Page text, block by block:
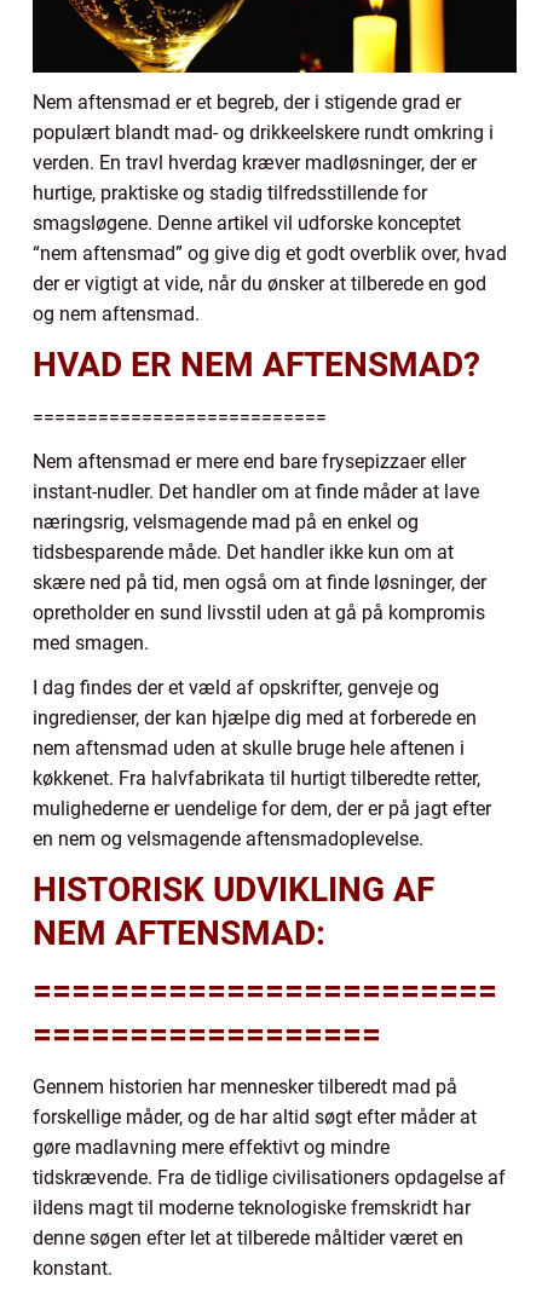
Nem aftensmad er et begreb, der i stigende grad er
populært blandt mad- og drikkeelskere rundt omkring i
verden. En travl hverdag kræver madløsninger, der er
hurtige, praktiske og stadig tilfredsstillende for
smagsløgene. Denne artikel vil udforske konceptet
“nem aftensmad” og give dig et godt overblik over, hvad
der er vigtigt at vide, når du ønsker at tilberede en god
og nem aftensmad.
HVAD ER NEM AFTENSMAD?
===========================
Nem aftensmad er mere end bare frysepizzaer eller
instant-nudler. Det handler om at finde måder at lave
næringsrig, velsmagende mad på en enkel og
tidsbesparende måde. Det handler ikke kun om at
skære ned på tid, men også om at finde løsninger, der
opretholder en sund livsstil uden at gå på kompromis
med smagen.
I dag findes der et væld af opskrifter, genveje og
ingredienser, der kan hjælpe dig med at forberede en
nem aftensmad uden at skulle bruge hele aftenen i
køkkenet. Fra halvfabrikata til hurtigt tilberedte retter,
mulighederne er uendelige for dem, der er på jagt efter
en nem og velsmagende aftensmadoplevelse.
HISTORISK UDVIKLING AF
NEM AFTENSMAD:
========================
==================
Gennem historien har mennesker tilberedt mad på
forskellige måder, og de har altid søgt efter måder at
gøre madlavning mere effektivt og mindre
tidskrævende. Fra de tidlige civilisationers opdagelse af
ildens magt til moderne teknologiske fremskridt har
denne søgen efter let at tilberede måltider været en
konstant.